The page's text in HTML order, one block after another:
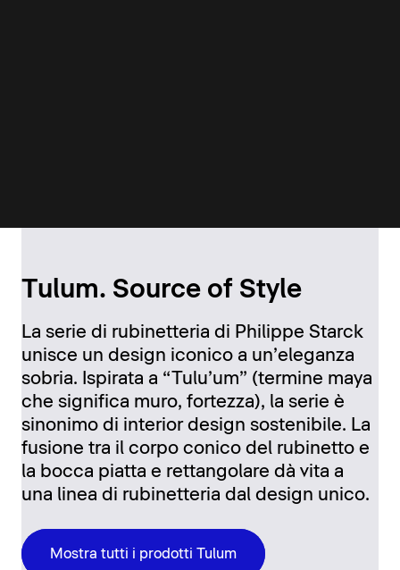
Tulum. Source of Style
La serie di rubinetteria di Philippe Starck
unisce un design iconico a un’eleganza
sobria. Ispirata a “Tulu’um” (termine maya
che significa muro, fortezza), la serie è
sinonimo di interior design sostenibile. La
fusione tra il corpo conico del rubinetto e
la bocca piatta e rettangolare dà vita a
una linea di rubinetteria dal design unico.
Mostra tutti i prodotti Tulum